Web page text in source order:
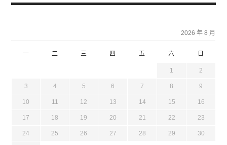
2026 年 8 月
一 二 三 四 五 六 日
1 2
3 4 5 6 7 8 9
10 11 12 13 14 15 16
17 18 19 20 21 22 23
24 25 26 27 28 29 30